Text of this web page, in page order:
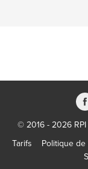
© 2016 - 2026 RPI
Tarifs
Politique